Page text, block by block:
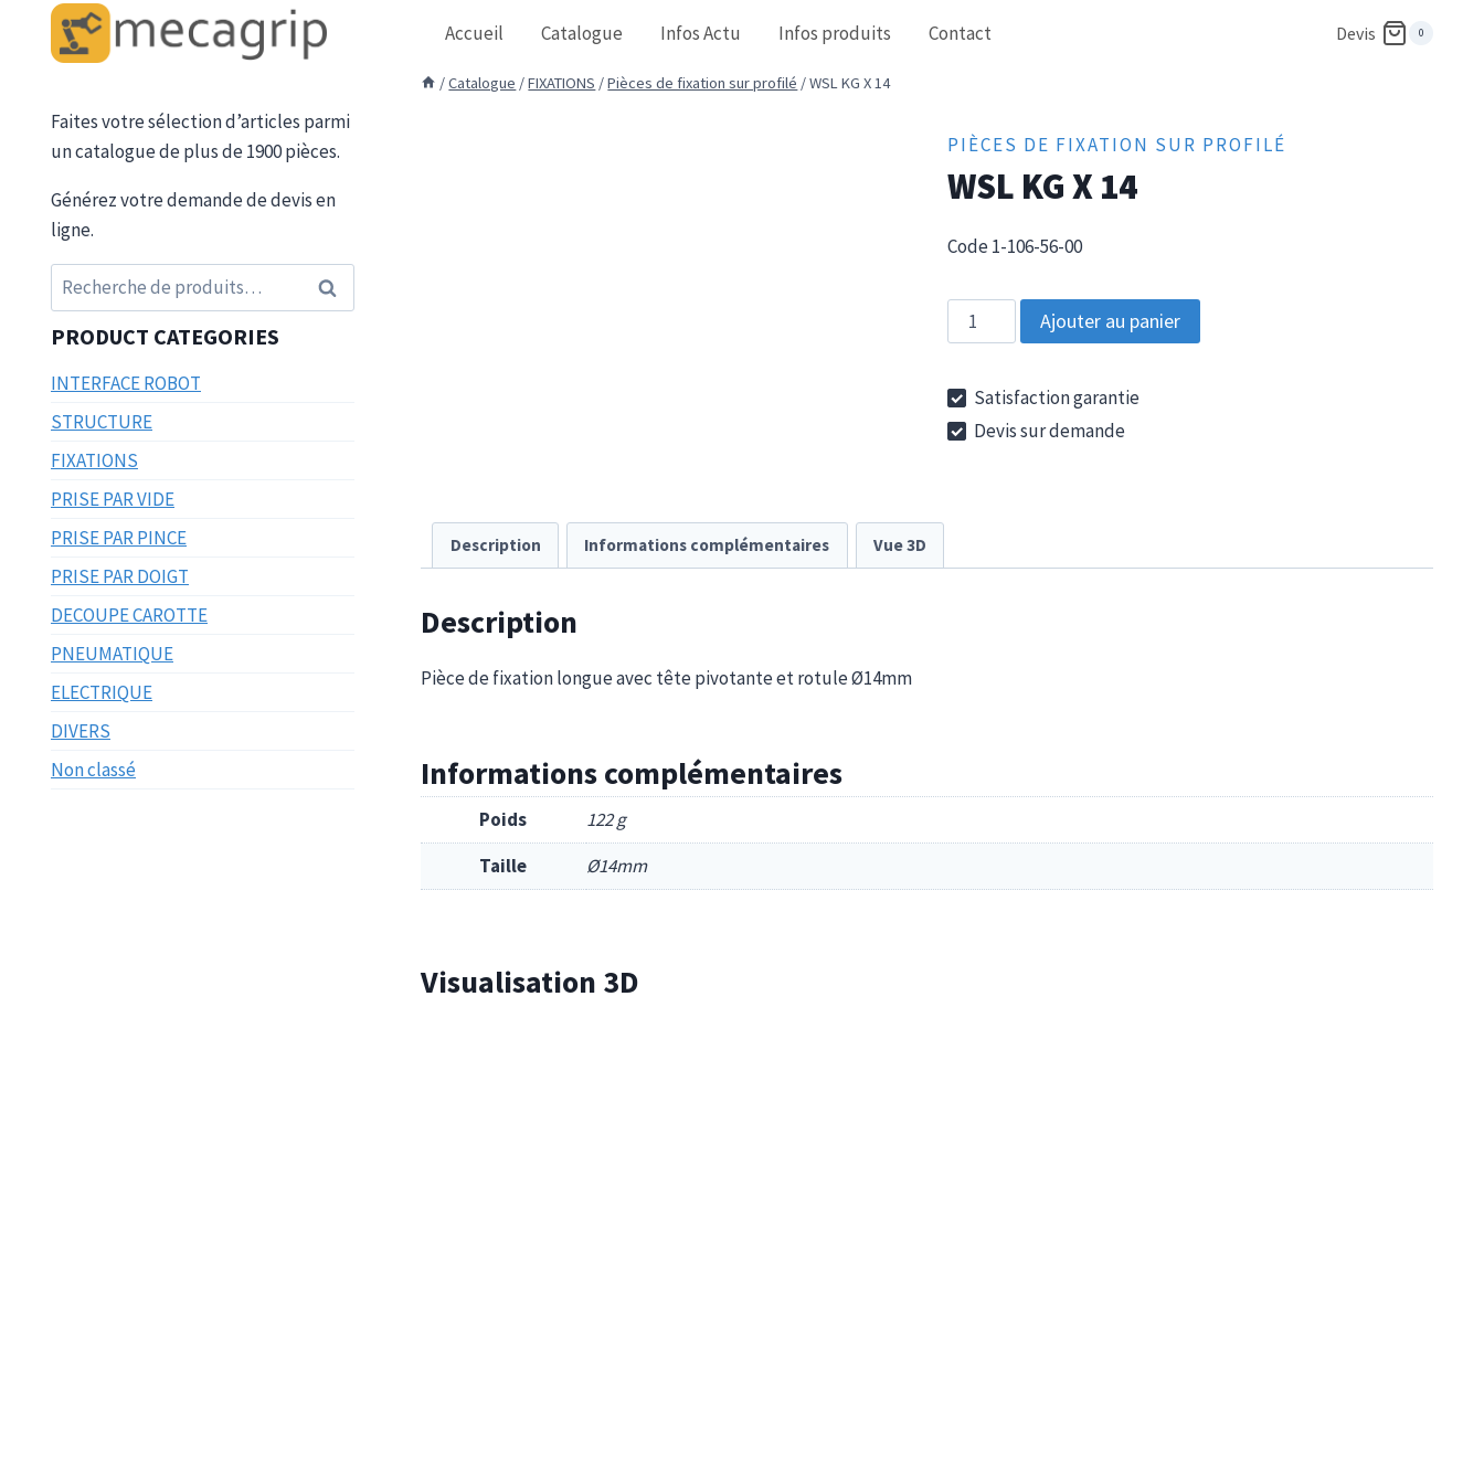
Accueil Catalogue Infos Actu Infos produits Contact Devis 0
/Catalogue /FIXATIONS /Pièces de fixation sur profilé /WSL KG X 14
PIÈCES DE FIXATION SUR PROFILÉ
WSL KG X 14
Code 1-106-56-00
quantité
de
KG
X
Ajouter au panier
Satisfaction garantie
Devis sur demande
Description Informations complémentaires Vue 3D
Description
Pièce de fixation longue avec tête pivotante et rotule Ø14mm
Informations complémentaires
Poids
122 g
Taille
Ø14mm
Visualisation 3D
Faites votre sélection d’articles parmi
un catalogue de plus de 1900 pièces.
Générez votre demande de devis en
ligne.
Recherche
pour :
Recherche
PRODUCT CATEGORIES
INTERFACE ROBOT
STRUCTURE
FIXATIONS
PRISE PAR VIDE
PRISE PAR PINCE
PRISE PAR DOIGT
DECOUPE CAROTTE
PNEUMATIQUE
ELECTRIQUE
DIVERS
Non classé